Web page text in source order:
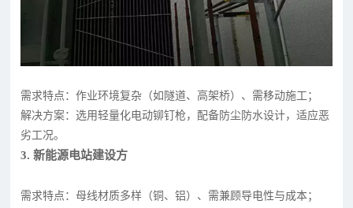
需求特点：作业环境复杂（如隧道、高架桥）、需移动施工；
解决方案：选用轻量化电动铆钉枪，配备防尘防水设计，适应恶
劣工况。
3. 新能源电站建设方
需求特点：母线材质多样（铜、铝）、需兼顾导电性与成本；